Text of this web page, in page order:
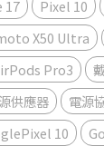
17 Pixel 10
X50 Ultra
Pro3
供應器
電源
10